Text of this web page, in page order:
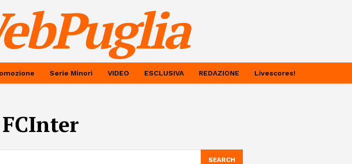
Serie Minori VIDEO ESCLUSIVA REDAZIONE Livescores!
FCInter
SEARCH